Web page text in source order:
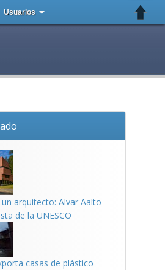
Usuarios
arquitecto: Alvar Aalto
de la UNESCO
casas de plástico